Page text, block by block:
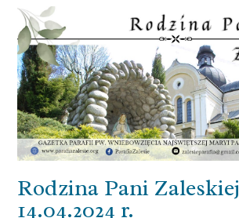
Rodzina Pani Zaleskiej
14.04.2024 r.